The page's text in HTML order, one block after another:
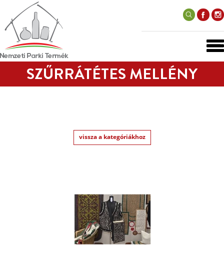
SZŰRRÁTÉTES MELLÉNY
vissza a kategóriákhoz